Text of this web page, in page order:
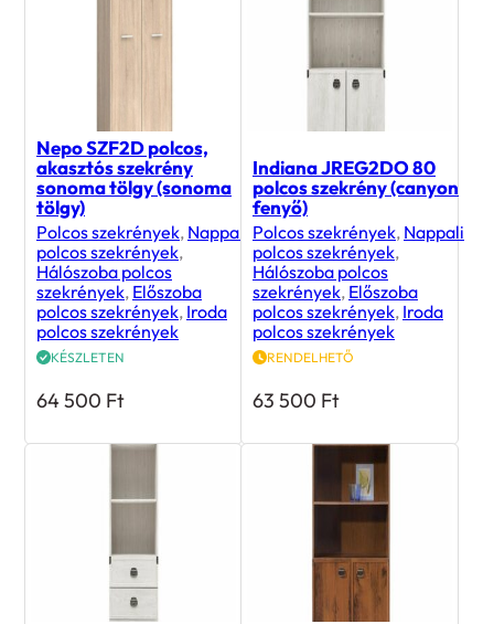
Nepo SZF2D polcos,
akasztós szekrény
sonoma tölgy (sonoma
tölgy)
Polcos szekrények, Nappali
polcos szekrények,
Hálószoba polcos
szekrények, Előszoba
polcos szekrények, Iroda
polcos szekrények
KÉSZLETEN
64 500 Ft
Indiana JREG2DO 80
polcos szekrény (canyon
fenyő)
Polcos szekrények, Nappali
polcos szekrények,
Hálószoba polcos
szekrények, Előszoba
polcos szekrények, Iroda
polcos szekrények
RENDELHETŐ
63 500 Ft